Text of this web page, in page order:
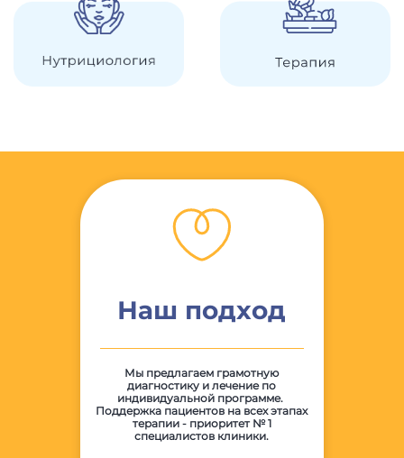
Наш подход
Мы предлагаем грамотную
диагностику и лечение по
индивидуальной программе.
Поддержка пациентов на всех этапах
терапии - приоритет № 1
специалистов клиники.